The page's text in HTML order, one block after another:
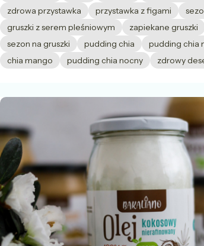
zdrowa przystawka
przystawka z figami
gruszki z serem pleśniowym
zapiekane gruszki
sezon na gruszki
pudding chia pudding chia
chia mango
pudding chia nocny zdrowy